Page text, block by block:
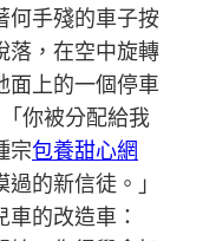
何手殘的車子按
落，在空中旋轉
面上的一個停車
你被分配給我
宗包養甜心網
的新信徒。」
的改造車：